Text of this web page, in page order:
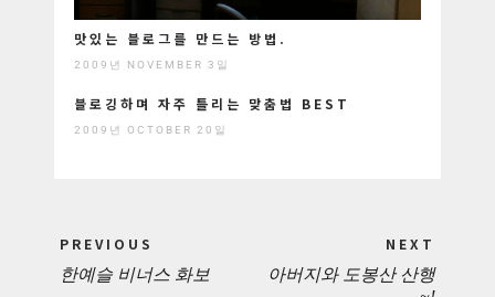
맛있는 블로그를 만드는 방법.
2009년 NOVEMBER 3일
블로깅하며 자주 틀리는 맞춤법 BEST
2009년 OCTOBER 20일
navigation
PREVIOUS
PREVIOUS
한예슬 비너스 화보
NEXT
아버지와 도봉산 산행